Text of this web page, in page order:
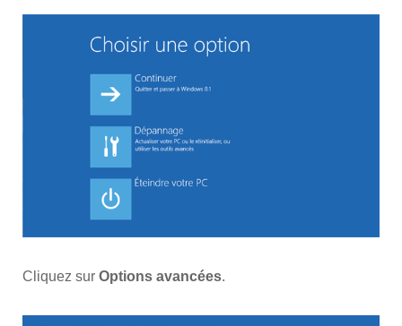
Cliquez sur Options avancées.